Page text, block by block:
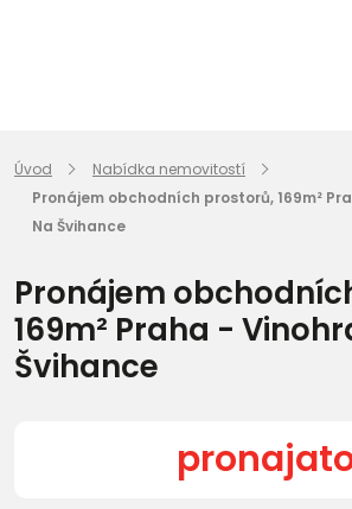
Úvod
Nabídka nemovitostí
Pronájem obchodních prostorů, 169m²
Na Švihance
Pronájem
169m² Praha -
Švihance